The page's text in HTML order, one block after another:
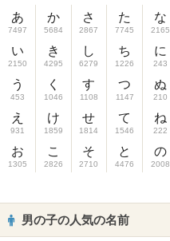
あ
7497
い
2150
う
453
え
931
お
1305
か
5684
き
4295
く
1046
け
1859
こ
2826
さ
2867
し
6279
す
1108
せ
1814
そ
2710
た
7745
ち
1226
つ
1147
て
1546
と
4476
な
2165
に
243
ぬ
210
ね
222
の
2008
男の子の人気の名前